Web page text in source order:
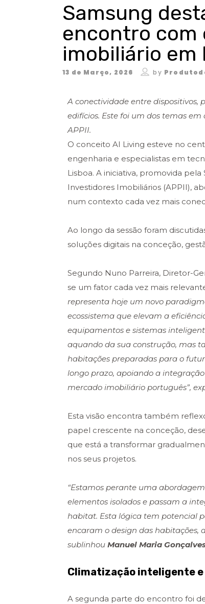
Samsung
encontro com
imobiliário em
13 de Março, 2026 by
A conectividade entre dispositivos,
edifícios. Este foi um dos temas
APPII.
O conceito AI Living esteve no
engenharia e especialistas em
Lisboa. A iniciativa, promovida pela
Investidores Imobiliários (APPII),
num contexto cada vez mais
Ao longo da sessão foram
soluções digitais na conceção,
Segundo Nuno Parreira, Diretor-
se um fator cada vez mais
representa hoje um novo
ecossistema que elevam a
equipamentos e sistemas
aquando da sua construção, mas
habitações preparadas para o
longo prazo, apoiando a
mercado imobiliário português”,
Esta visão encontra também
papel crescente na conceção,
que está a transformar
nos seus projetos.
“Estamos perante uma
elementos isolados e passam a
habitat. Esta lógica tem potencial
encaram o design das habitações,
sublinhou Manuel Maria
Climatização inteligente e
A segunda parte do encontro foi